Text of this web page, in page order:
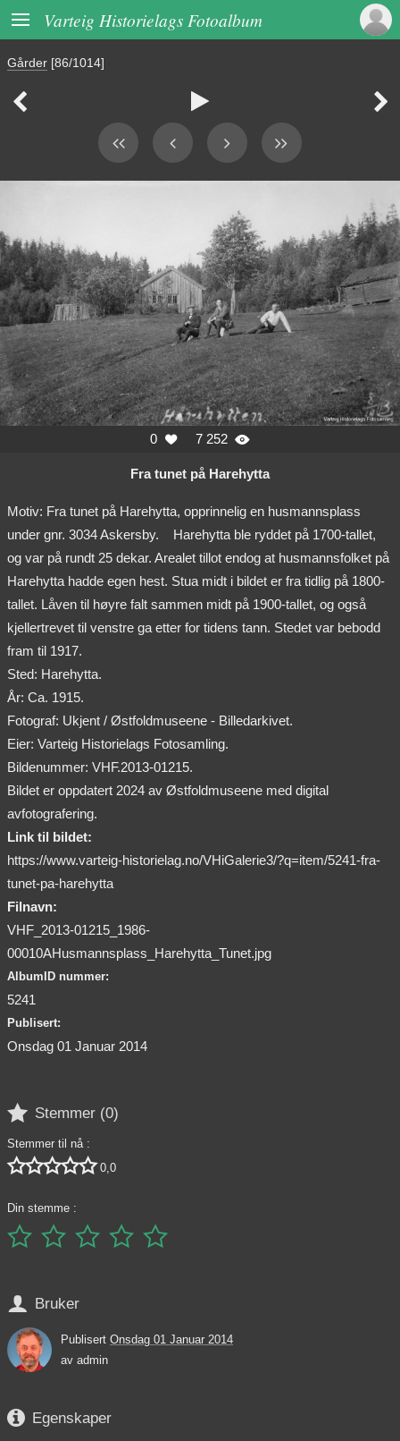
 Varteig Historielags Fotoalbum
Gårder [86/1014]
  
0  7 252 
Fra tunet på Harehytta
Motiv: Fra tunet på Harehytta, opprinnelig en husmannsplass
under gnr. 3034 Askersby.
Harehytta ble ryddet på 1700-tallet,
og var på rundt 25 dekar. Arealet tillot endog at husmannsfolket på
Harehytta hadde egen hest. Stua midt i bildet er fra tidlig på 1800-
tallet. Låven til høyre falt sammen midt på 1900-tallet, og også
kjellertrevet til venstre ga etter for tidens tann. Stedet var bebodd
fram til 1917.
Sted: Harehytta.
År: Ca. 1915.
Fotograf: Ukjent / Østfoldmuseene - Billedarkivet.
Eier: Varteig Historielags Fotosamling.
Bildenummer: VHF.2013-01215.
Bildet er oppdatert 2024 av Østfoldmuseene med digital
avfotografering.
Link til bildet:
https://www.varteig-historielag.no/VHiGalerie3/?q=item/5241-fra-
tunet-pa-harehytta
Filnavn:
VHF_2013-01215_1986-
00010AHusmannsplass_Harehytta_Tunet.jpg
AlbumID nummer:
5241
Publisert:
Onsdag 01 Januar 2014
 Stemmer (0)
Stemmer til nå :
 0,0
Din stemme :
    
 Bruker
Publisert Onsdag 01 Januar 2014
av admin
 Egenskaper